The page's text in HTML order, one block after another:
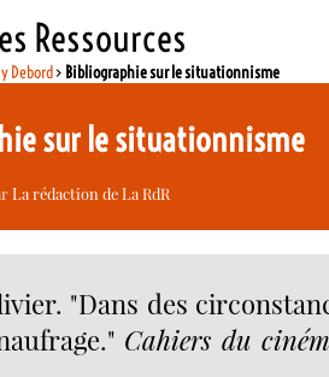
Ressources
Debord> Bibliographie sur le situationnisme
sur le situationnisme
La rédaction de La RdR
"Dans des
Cahiers du